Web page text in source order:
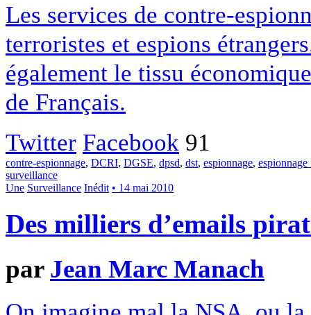
Les services de contre-
terroristes et espions
également le tissu
de Français.
Twitter Facebook 91
contre-espionnage, DCRI, DGSE, dpsd, dst, espionnage,
surveillance
Une Surveillance Inédit • 14 mai 2010
Des milliers d’emails
par Jean Marc Manach